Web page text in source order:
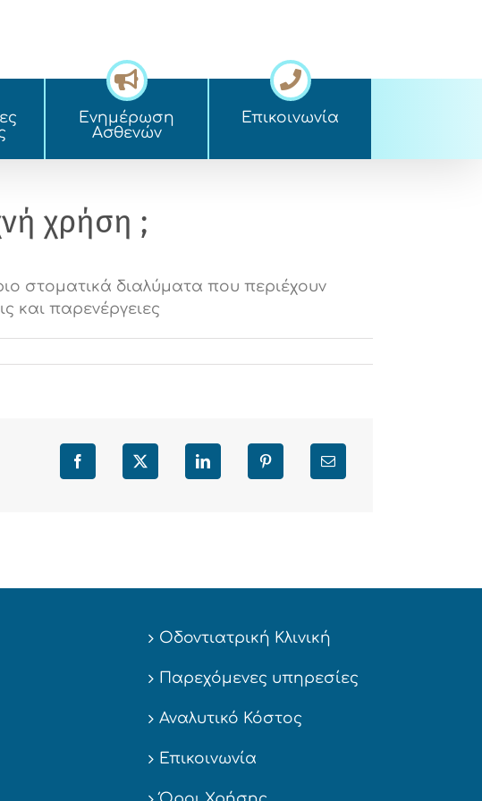
Ενημέρωση
Ασθενών
Επικοινωνία
χρήση ;
στοματικά διαλύματα που περιέχουν
και παρενέργειες
Facebook X LinkedIn Pinterest Email
Οδοντιατρική Κλινική
Παρεχόμενες υπηρεσίες
Αναλυτικό Κόστος
Επικοινωνία